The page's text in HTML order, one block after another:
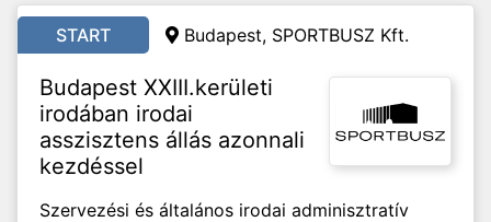
START Budapest, SPORTBUSZ Kft.
Budapest XXIII.kerületi
irodában irodai
asszisztens állás azonnali
kezdéssel
Szervezési és általános irodai adminisztratív